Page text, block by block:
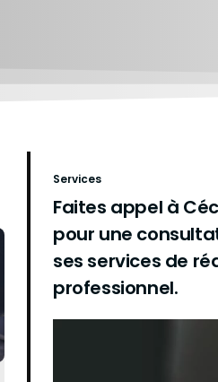
Services
Faites appel à
pour une
ses services de
professionnel.